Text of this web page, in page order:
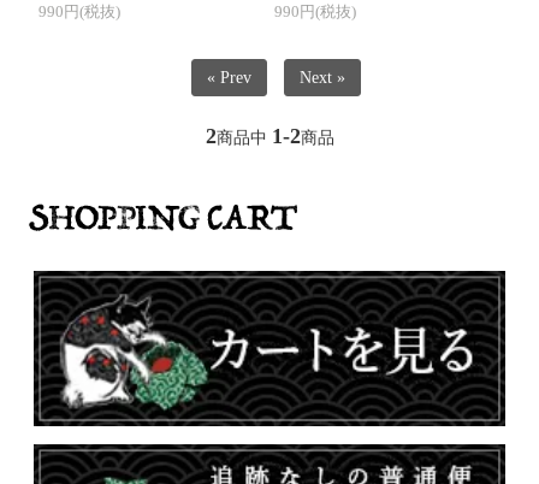
990円(税抜)
990円(税抜)
« Prev Next »
2商品中 1-2商品